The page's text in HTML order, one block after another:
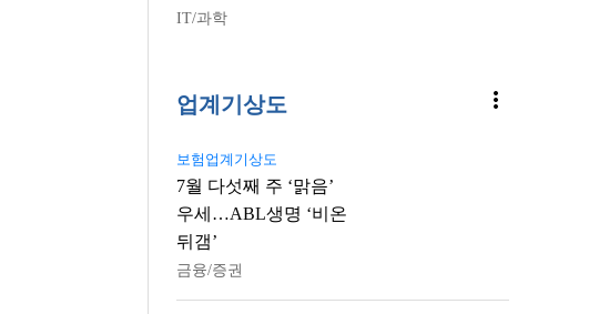
IT/과학
업계기상도 more_vert
보험업계기상도
7월 다섯째 주 ‘맑음’
우세…ABL생명 ‘비온
뒤갬’
금융/증권